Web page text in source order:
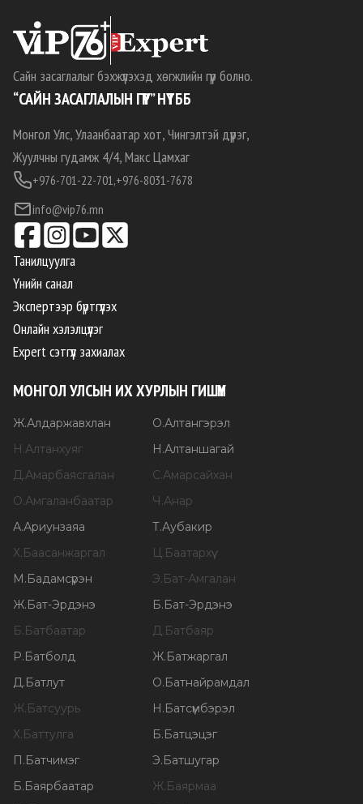
Сайн засаглалыг бэхжүүлэхэд хөгжлийн гүүр болно.
“САЙН ЗАСАГЛАЛЫН ГҮҮР” НҮТББ
Монгол Улс, Улаанбаатар хот, Чингэлтэй дүүрэг,
Жуулчны гудамж 4/4, Макс Цамхаг
+976-701-22-701,+976-8031-7678
info@vip76.mn
Танилцуулга
Үнийн санал
Экспертээр бүртгүүлэх
Онлайн хэлэлцүүлэг
Expert сэтгүүл захиалах
МОНГОЛ УЛСЫН ИХ ХУРЛЫН ГИШҮҮН
Ж.Алдаржавхлан О.Алтангэрэл
Н.Алтанхуяг Н.Алтаншагай
Д.Амарбаясгалан С.Амарсайхан
О.Амгаланбаатар Ч.Анар
А.Ариунзаяа Т.Аубакир
Х.Баасанжаргал Ц.Баатархүү
М.Бадамсүрэн Э.Бат-Амгалан
Ж.Бат-Эрдэнэ Б.Бат-Эрдэнэ
Б.Батбаатар Д.Батбаяр
Р.Батболд Ж.Батжаргал
Д.Батлут О.Батнайрамдал
Ж.Батсуурь Н.Батсүмбэрэл
Х.Баттулга Б.Батцэцэг
П.Батчимэг Э.Батшугар
Б.Баярбаатар Ж.Баярмаа